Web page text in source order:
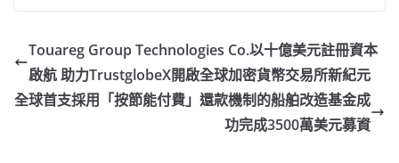
Touareg Group Technologies Co.以十億美元註冊資本
啟航 助力TrustglobeX開啟全球加密貨幣交易所新紀元
全球首支採用「按節能付費」還款機制的船舶改造基金成
功完成3500萬美元募資